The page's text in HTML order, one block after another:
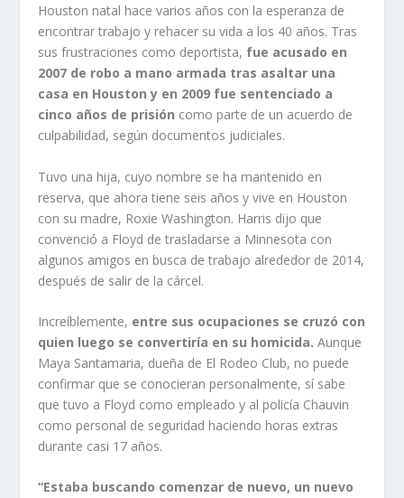
Houston natal hace varios años con la esperanza de
encontrar trabajo y rehacer su vida a los 40 años. Tras
sus frustraciones como deportista, fue acusado en
2007 de robo a mano armada tras asaltar una
casa en Houston y en 2009 fue sentenciado a
cinco años de prisión como parte de un acuerdo de
culpabilidad, según documentos judiciales.
Tuvo una hija, cuyo nombre se ha mantenido en
reserva, que ahora tiene seis años y vive en Houston
con su madre, Roxie Washington. Harris dijo que
convenció a Floyd de trasladarse a Minnesota con
algunos amigos en busca de trabajo alrededor de 2014,
después de salir de la cárcel.
Increíblemente, entre sus ocupaciones se cruzó con
quien luego se convertiría en su homicida.Aunque
Maya Santamaria, dueña de El Rodeo Club, no puede
confirmar que se conocieran personalmente, sí sabe
que tuvo a Floyd como empleado y al policía Chauvin
como personal de seguridad haciendo horas extras
durante casi 17 años.
“Estaba buscando comenzar de nuevo, un nuevo